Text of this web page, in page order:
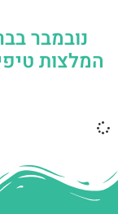
נובמבר
המלצות